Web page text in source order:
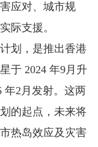
应对、城市规
际支援。
划，是推出香港
于 2024 年9月升
年2月发射。这两
的起点，未来将
热岛效应及灾害